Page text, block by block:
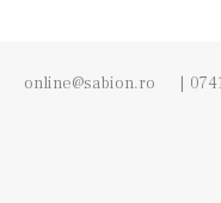
online@sabion.ro |